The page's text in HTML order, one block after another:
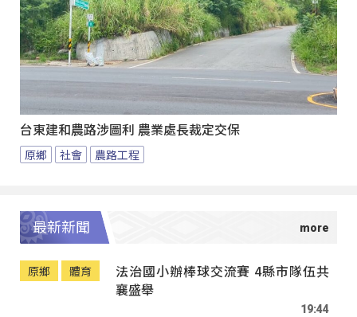
台東建和農路涉圖利 農業處長裁定交保
原鄉 社會 農路工程
最新新聞
原鄉 體育
法治國小辦棒球交流賽 4縣市隊伍共
襄盛舉
19:44